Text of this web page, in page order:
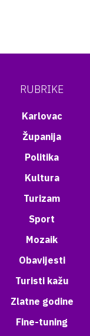
RUBRIKE
Karlovac
Županija
Politika
Kultura
Turizam
Sport
Mozaik
Obavijesti
Turisti kažu
Zlatne godine
Fine-tuning